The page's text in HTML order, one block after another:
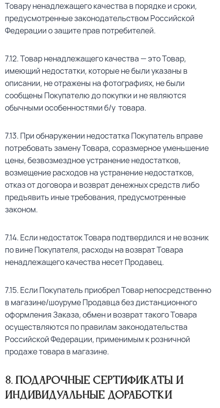
Товару ненадлежащего качества в порядке и сроки,
предусмотренные законодательством Российской
Федерации о защите прав потребителей.
7.12. Товар ненадлежащего качества — это Товар,
имеющий недостатки, которые не были указаны в
описании, не отражены на фотографиях, не были
сообщены Покупателю до покупки и не являются
обычными особенностями б/у товара.
7.13. При обнаружении недостатка Покупатель вправе
потребовать замену Товара, соразмерное уменьшение
цены, безвозмездное устранение недостатков,
возмещение расходов на устранение недостатков,
отказ от договора и возврат денежных средств либо
предъявить иные требования, предусмотренные
законом.
7.14. Если недостаток Товара подтвердился и не возник
по вине Покупателя, расходы на возврат Товара
ненадлежащего качества несет Продавец.
7.15. Если Покупатель приобрел Товар непосредственно
в магазине/шоуруме Продавца без дистанционного
оформления Заказа, обмен и возврат такого Товара
осуществляются по правилам законодательства
Российской Федерации, применимым к розничной
продаже товара в магазине.
8. Подарочные сертификаты и
индивидуальные доработки